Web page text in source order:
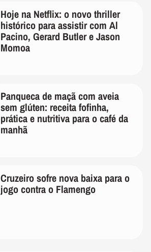
Hoje na Netflix: o novo thriller
histórico para assistir com Al
Pacino, Gerard Butler e Jason
Momoa
Panqueca de maçã com aveia
sem glúten: receita fofinha,
prática e nutritiva para o café da
manhã
Cruzeiro sofre nova baixa para o
jogo contra o Flamengo